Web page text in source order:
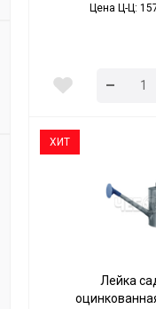
Цена Ц-Ц:
-
ХИТ
Лейка